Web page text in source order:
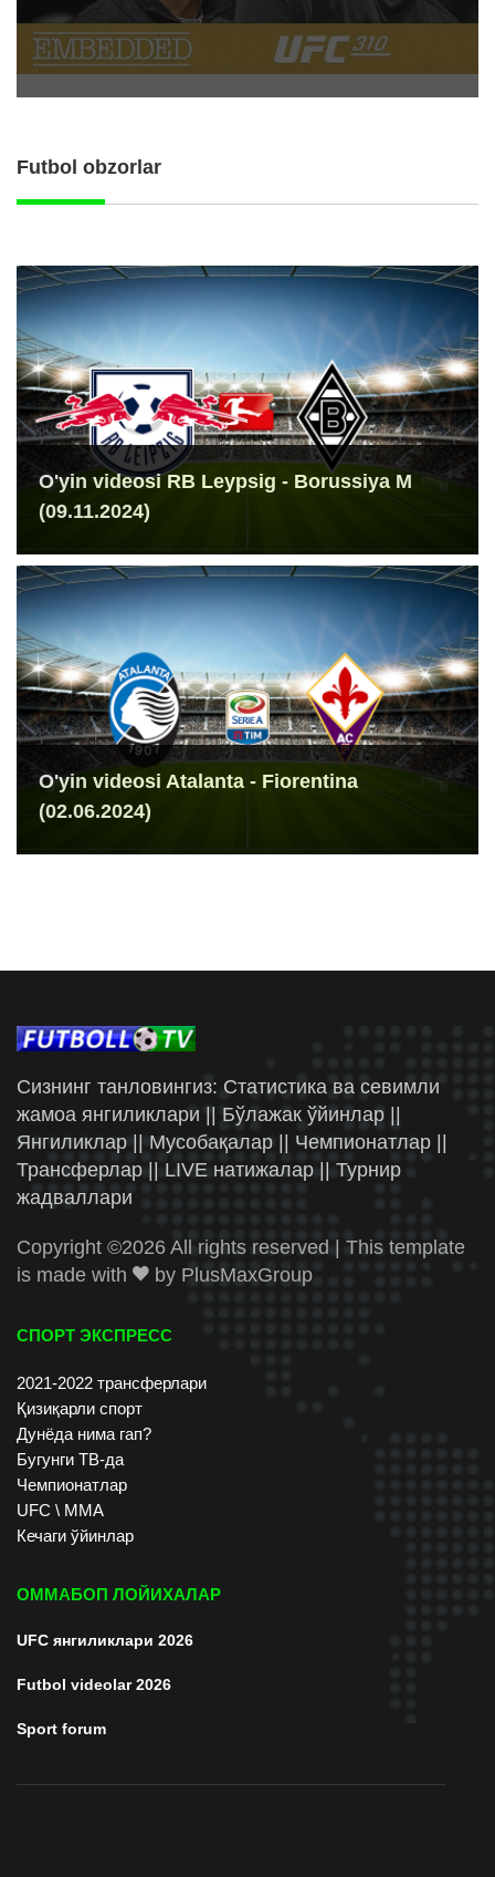
Futbol obzorlar
O'yin videosi RB Leypsig - Borussiya M
(09.11.2024)
O'yin videosi Atalanta - Fiorentina
(02.06.2024)
Сизнинг танловингиз: Статистика ва севимли
жамоа янгиликлари || Бўлажак ўйинлар ||
Янгиликлар || Мусобақалар || Чемпионатлар ||
Трансферлар || LIVE натижалар || Турнир
жадваллари
Copyright ©2026 All rights reserved | This template
is made with
by PlusMaxGroup
СПОРТ ЭКСПРЕСС
2021-2022 трансферлари
Қизиқарли спорт
Дунёда нима гап?
Бугунги ТВ-да
Чемпионатлар
UFC \ ММА
Кечаги ўйинлар
ОММАБОП ЛОЙИХАЛАР
UFC янгиликлари 2026
Futbol videolar 2026
Sport forum